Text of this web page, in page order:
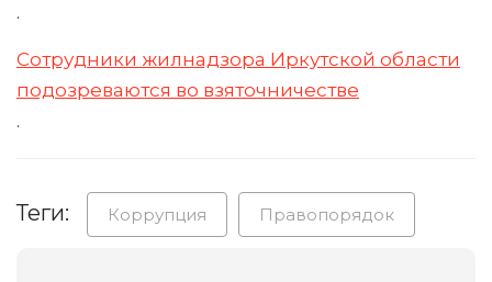
.
Сотрудники жилнадзора Иркутской области
подозреваются во взяточничестве
.
Теги: Коррупция Правопорядок